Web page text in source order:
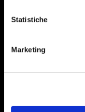
Statistiche
Marketing